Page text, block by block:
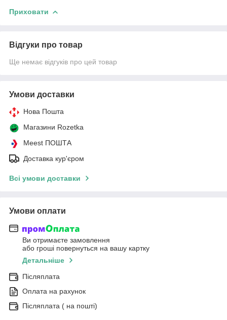
Приховати
Відгуки про товар
Ще немає відгуків про цей товар
Умови доставки
Нова Пошта
Магазини Rozetka
Meest ПОШТА
Доставка кур'єром
Всі умови доставки
Умови оплати
Ви отримаєте замовлення
або гроші повернуться на вашу картку
Детальніше
Післяплата
Оплата на рахунок
Післяплата ( на пошті)